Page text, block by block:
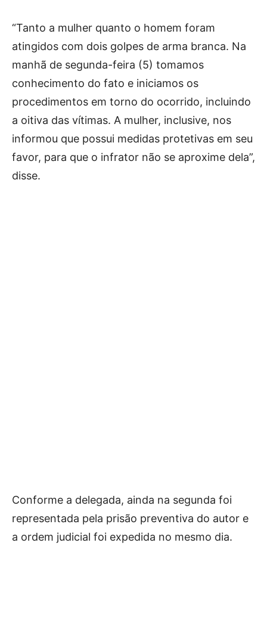
“Tanto a mulher quanto o homem foram
atingidos com dois golpes de arma branca. Na
manhã de segunda-feira (5) tomamos
conhecimento do fato e iniciamos os
procedimentos em torno do ocorrido, incluindo
a oitiva das vítimas. A mulher, inclusive, nos
informou que possui medidas protetivas em seu
favor, para que o infrator não se aproxime dela”,
disse.
Conforme a delegada, ainda na segunda foi
representada pela prisão preventiva do autor e
a ordem judicial foi expedida no mesmo dia.